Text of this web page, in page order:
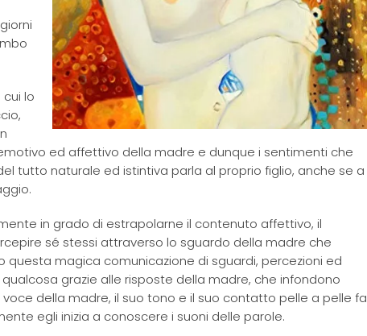
lo
ed affettivo della madre e dunque i sentimenti che
tutto naturale ed istintiva parla al proprio figlio, anche se a
in grado di estrapolarne il contenuto affettivo, il
sé stessi attraverso lo sguardo della madre che
magica comunicazione di sguardi, percezioni ed
grazie alle risposte della madre, che infondono
della madre, il suo tono e il suo contatto pelle a pelle fa
egli inizia a conoscere i suoni delle parole.